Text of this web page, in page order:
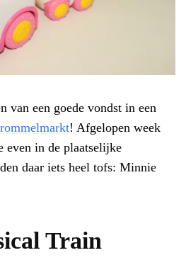
van een goede vondst in een
rommelmarkt! Afgelopen week
even in de plaatselijke
daar iets heel tofs: Minnie
Train